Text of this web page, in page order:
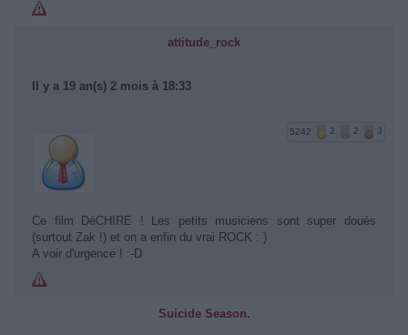
attitude_rock
Il y a 19 an(s) 2 mois à 18:33
5242 2 2 3
Ce film DéCHIRE ! Les petits musiciens sont super doués
(surtout Zak !) et on a enfin du vrai ROCK : )
A voir d'urgence ! :-D
Suicide Season.